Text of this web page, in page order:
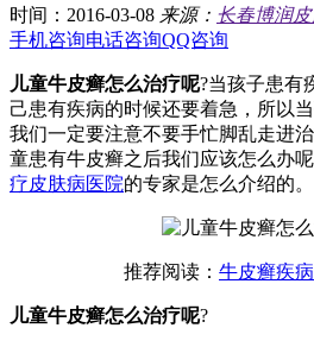
时间：2016-03-08 来源： 长春博润
手机咨询电话咨询QQ咨询
儿童牛皮癣怎么治疗呢?当孩子患有
己患有疾病的时候还要着急，所以
我们一定要注意不要手忙脚乱走进
童患有牛皮癣之后我们应该怎么办
疗皮肤病医院的专家是怎么介绍的。
推荐阅读： 牛皮癣疾
儿童牛皮癣怎么治疗呢?